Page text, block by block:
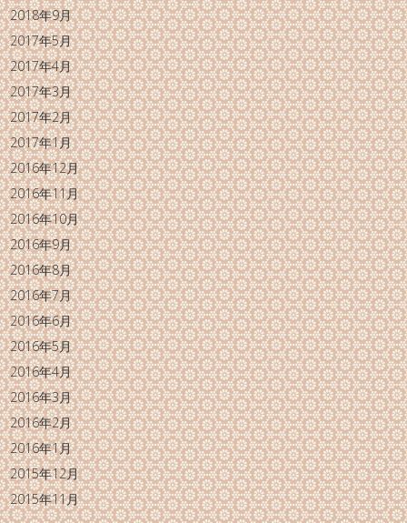
2018年9月
2017年5月
2017年4月
2017年3月
2017年2月
2017年1月
2016年12月
2016年11月
2016年10月
2016年9月
2016年8月
2016年7月
2016年6月
2016年5月
2016年4月
2016年3月
2016年2月
2016年1月
2015年12月
2015年11月